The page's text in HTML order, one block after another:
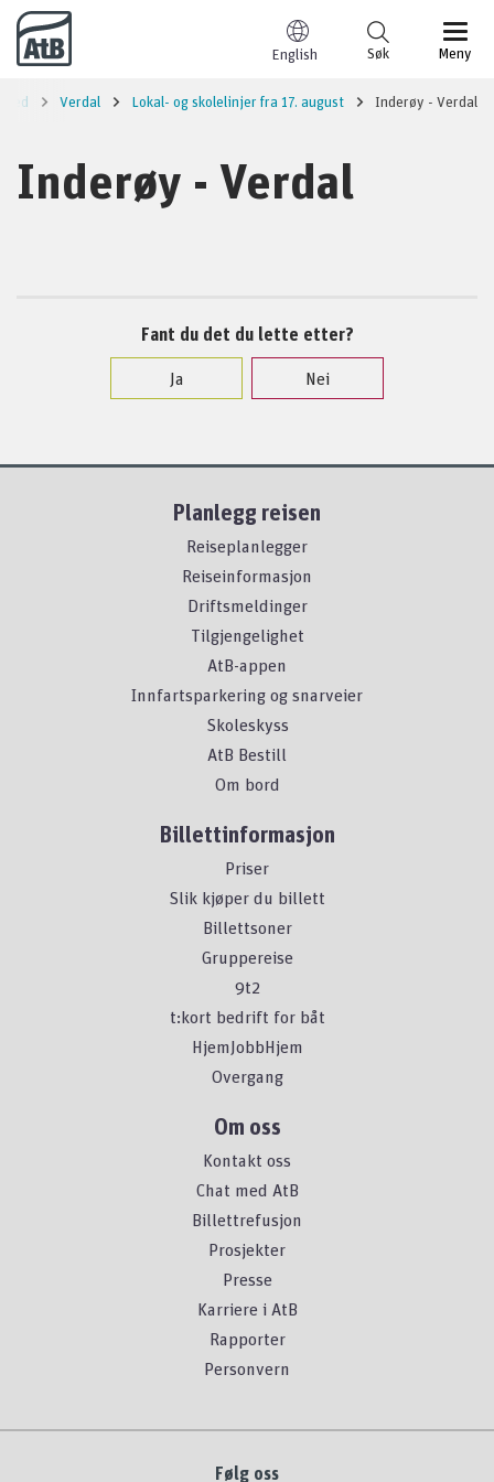
Til innhold
English Meny
Søk
Verdal Lokal- og skolelinjer fra 17. august Inderøy - Verdal
Inderøy - Verdal
Fant du det du lette etter?
Ja
Nei
Planlegg reisen
Reiseplanlegger
Reiseinformasjon
Driftsmeldinger
Tilgjengelighet
AtB-appen
Innfartsparkering og snarveier
Skoleskyss
AtB Bestill
Om bord
Billettinformasjon
Priser
Slik kjøper du billett
Billettsoner
Gruppereise
9t2
t:kort bedrift for båt
HjemJobbHjem
Overgang
Om oss
Kontakt oss
Chat med AtB
Billettrefusjon
Prosjekter
Presse
Karriere i AtB
Rapporter
Personvern
Følg oss